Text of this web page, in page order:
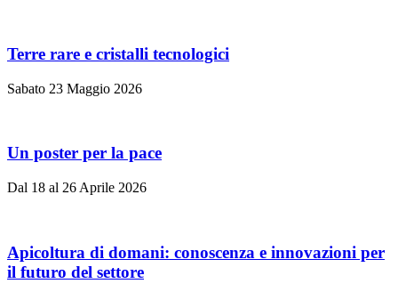
Terre rare e cristalli tecnologici
Sabato 23 Maggio 2026
Un poster per la pace
Dal 18 al 26 Aprile 2026
Apicoltura di domani: conoscenza e innovazioni per
il futuro del settore